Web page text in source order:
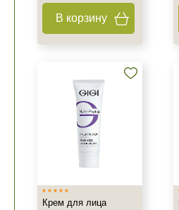
В корзину
Крем для лица